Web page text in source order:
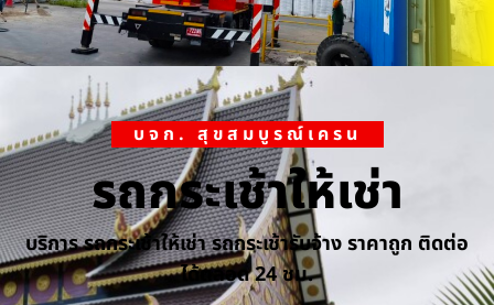
บจก. สุขสมบูรณ์เครน
รถกระเช้าให้เช่า
บริการ รถกระเช้าให้เช่า รถกระเช้ารับจ้าง ราคาถูก ติดต่อ
ได้ตลอด 24 ชม.